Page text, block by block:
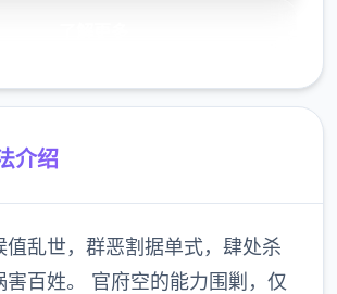
介绍
值乱世，群恶割据单式，肆处杀
害百姓。 官府空的能力围剿，仅